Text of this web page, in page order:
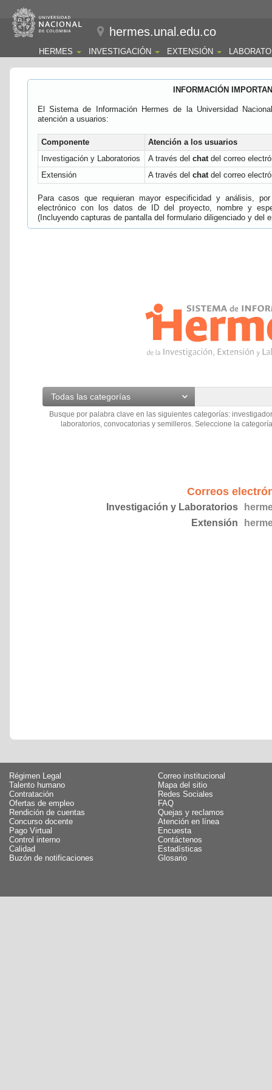
hermes.unal.edu.co
HERMES INVESTIGACIÓN EXTENSIÓN
INFORMACIÓN
El Sistema de Información Hermes de la Universidad
atención a usuarios:
Componente
Atención a los usuarios
Investigación y Laboratorios
A través del chatdel correo
Extensión
A través del chatdel correo
Para casos que requieran mayor especificidad y análisis,
electrónico con los datos de ID del proyecto, nombre y
(Incluyendo capturas de pantalla del formulario diligenciado y del
Todas las categorías
Busque por palabra clave en las siguientes categorías:
laboratorios, convocatorias y semilleros. Seleccione la
Correos
Investigación y Laboratorios
Extensión
Régimen Legal
Talento humano
Contratación
Ofertas de empleo
Rendición de cuentas
Concurso docente
Pago Virtual
Control interno
Calidad
Buzón de notificaciones
Correo institucional
Mapa del sitio
Redes Sociales
FAQ
Quejas y reclamos
Atención en línea
Encuesta
Contáctenos
Estadísticas
Glosario